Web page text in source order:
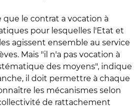
que le contrat a vocation à
pour lesquelles l'Etat et
agissent ensemble au service
Mais "il n'a pas vocation à
des moyens", indique
il doit permettre à chaque
les mécanismes selon
de rattachement